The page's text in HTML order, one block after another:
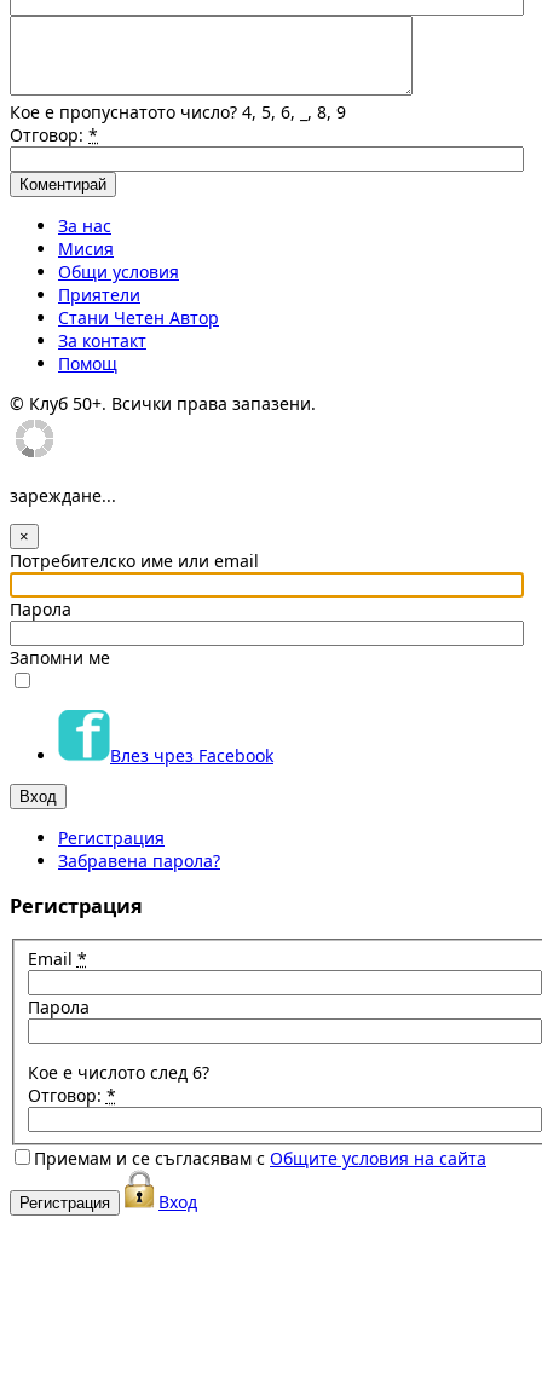
Кое е пропуснатото число? 4, 5, 6, _, 8, 9
Отговор: *
За нас
Мисия
Общи условия
Приятели
Стани Четен Автор
За контакт
Помощ
© Клуб 50+. Всички права запазени.
зареждане...
×
Потребителско име или email
Парола
Запомни ме
Влез чрез Facebook
Регистрация
Забравена парола?
Регистрация
Email *
Парола
Кое е числото след 6?
Отговор: *
Приемам и се съгласявам с Общите условия на сайта
Вход